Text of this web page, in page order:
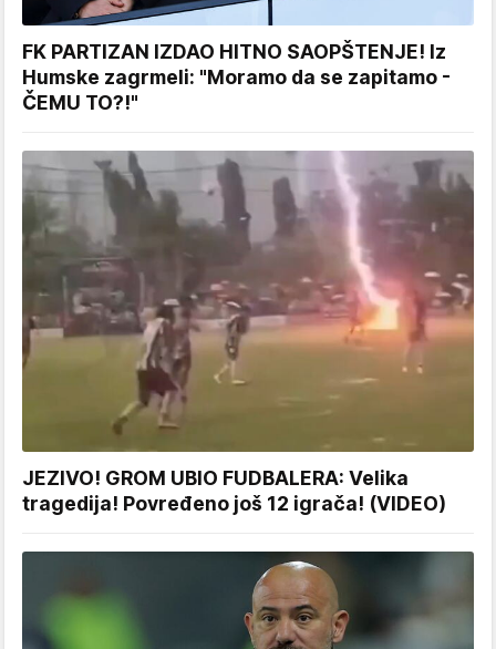
FK PARTIZAN IZDAO HITNO SAOPŠTENJE! Iz
Humske zagrmeli: "Moramo da se zapitamo -
ČEMU TO?!"
JEZIVO! GROM UBIO FUDBALERA: Velika
tragedija! Povređeno još 12 igrača! (VIDEO)